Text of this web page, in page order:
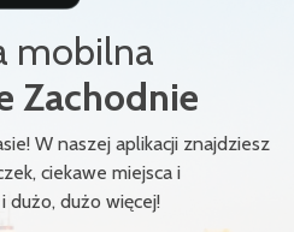
mobilna
Zachodnie
W naszej aplikacji znajdziesz
ciekawe miejsca i
dużo, dużo więcej!